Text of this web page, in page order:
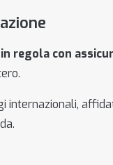
in regola con
internazionali,